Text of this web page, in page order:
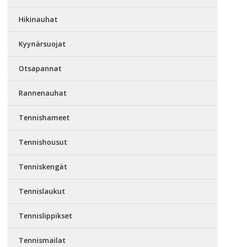
Hikinauhat
Kyynärsuojat
Otsapannat
Rannenauhat
Tennishameet
Tennishousut
Tenniskengät
Tennislaukut
Tennislippikset
Tennismailat